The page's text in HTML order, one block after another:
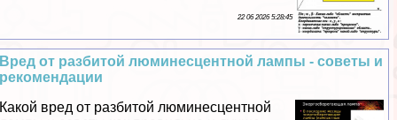
22 06 2026 5:28:45
Вред от разбитой люминесцентной лампы - советы и
рекомендации
Какой вред от разбитой люминесцентной